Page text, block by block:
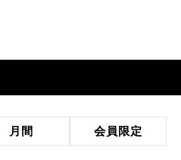
月間 会員限定